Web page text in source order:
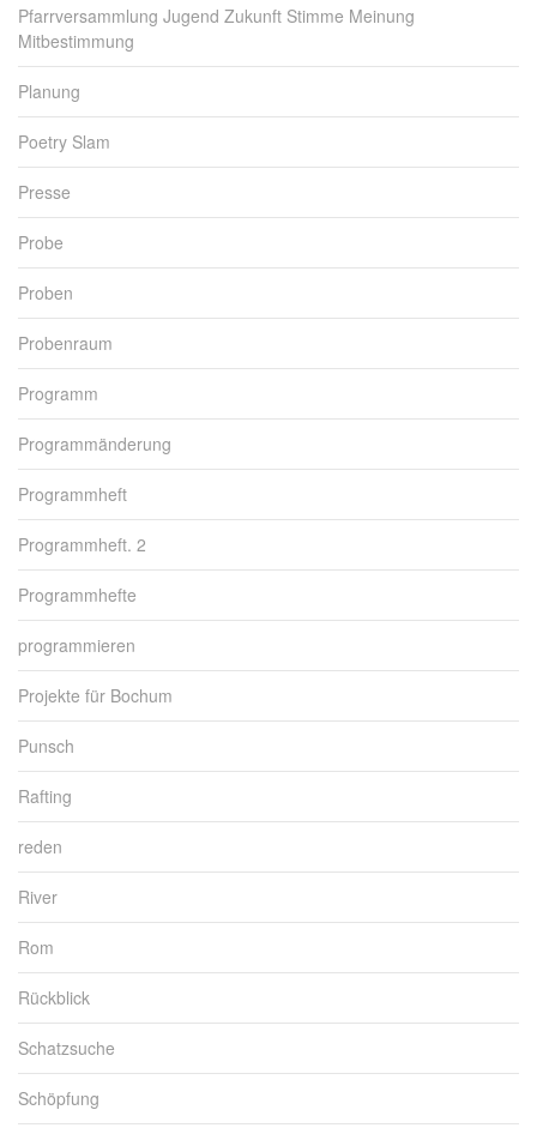
Pfarrversammlung Jugend Zukunft Stimme Meinung
Mitbestimmung
Planung
Poetry Slam
Presse
Probe
Proben
Probenraum
Programm
Programmänderung
Programmheft
Programmheft. 2
Programmhefte
programmieren
Projekte für Bochum
Punsch
Rafting
reden
River
Rom
Rückblick
Schatzsuche
Schöpfung